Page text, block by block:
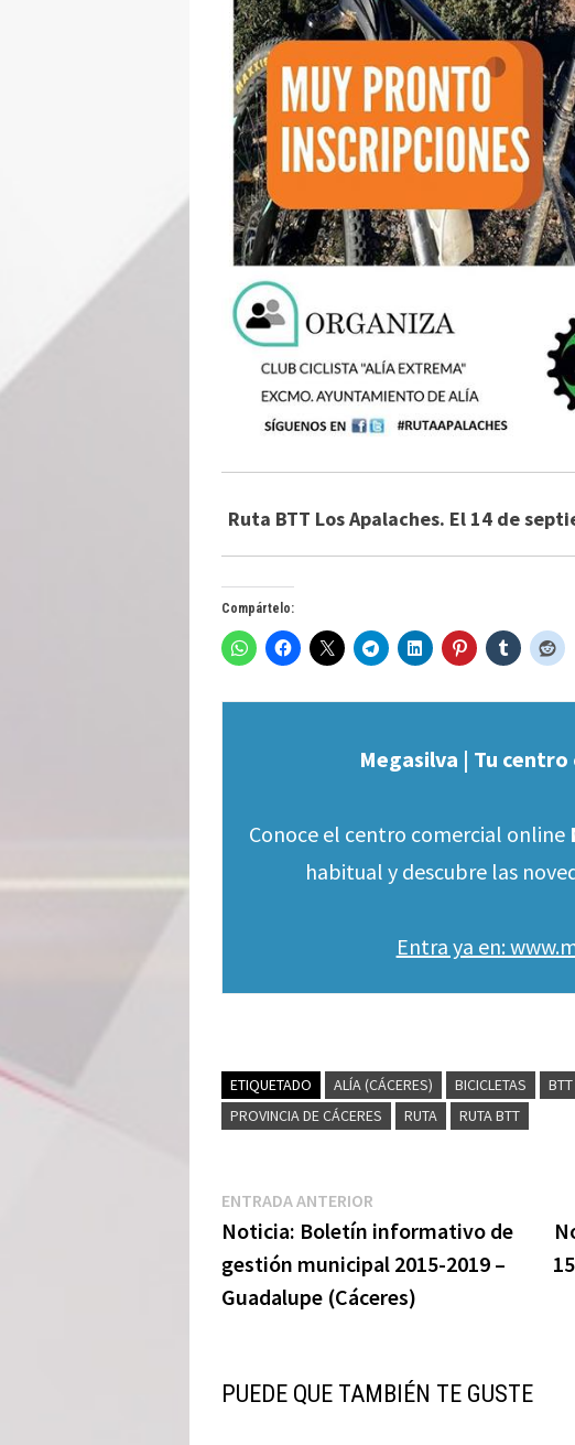
Ruta BTT Los Apalaches. El 14 de
Compártelo:
Megasilva | Tu
Conoce el centro comercial online
habitual y descubre las
Entra ya en:
ETIQUETADO ALÍA (CÁCERES) BICICLETAS BTT
PROVINCIA DE CÁCERES
RUTA RUTA BTT
Navegación
de
entradas
ENTRADA ANTERIOREntrada
anterior:
Noticia: Boletín informativo de
gestión municipal 2015-2019 –
Guadalupe (Cáceres)
PUEDE QUE TAMBIÉN TE GUSTE